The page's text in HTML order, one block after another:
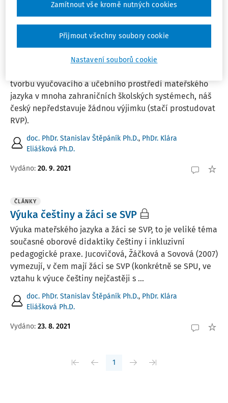
Nejnovější Nejstarší
Cesty inkluze ve výuce češtiny
tvorbu vyučovacího a učebního prostředí mateřského
jazyka v mnoha zahraničních školských systémech, náš
český nepředstavuje žádnou výjimku (stačí prostudovat
RVP).
doc. PhDr. Stanislav Štěpáník Ph.D., PhDr. Klára
Eliášková Ph.D.
Vydáno: 20. 9. 2021
ČLÁNKY
Výuka češtiny a žáci se SVP
Výuka mateřského jazyka a žáci se SVP, to je veliké téma
současné oborové didaktiky češtiny i inkluzivní
pedagogické praxe. Jucovičová, Žáčková a Sovová (2007)
vymezují, v čem mají žáci se SVP (konkrétně se SPU, ve
vztahu k výuce češtiny nejčastěji s ...
doc. PhDr. Stanislav Štěpáník Ph.D., PhDr. Klára
Eliášková Ph.D.
Vydáno: 23. 8. 2021
1
Nastavení souborů cookie
Zamítnout vše kromě nutných cookies
Přijmout všechny soubory cookie